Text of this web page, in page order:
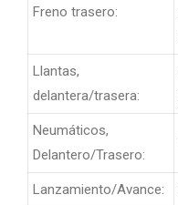
Freno trasero:
Llantas,
delantera/trasera:
Neumáticos,
Delantero/Trasero:
Lanzamiento/Avance: